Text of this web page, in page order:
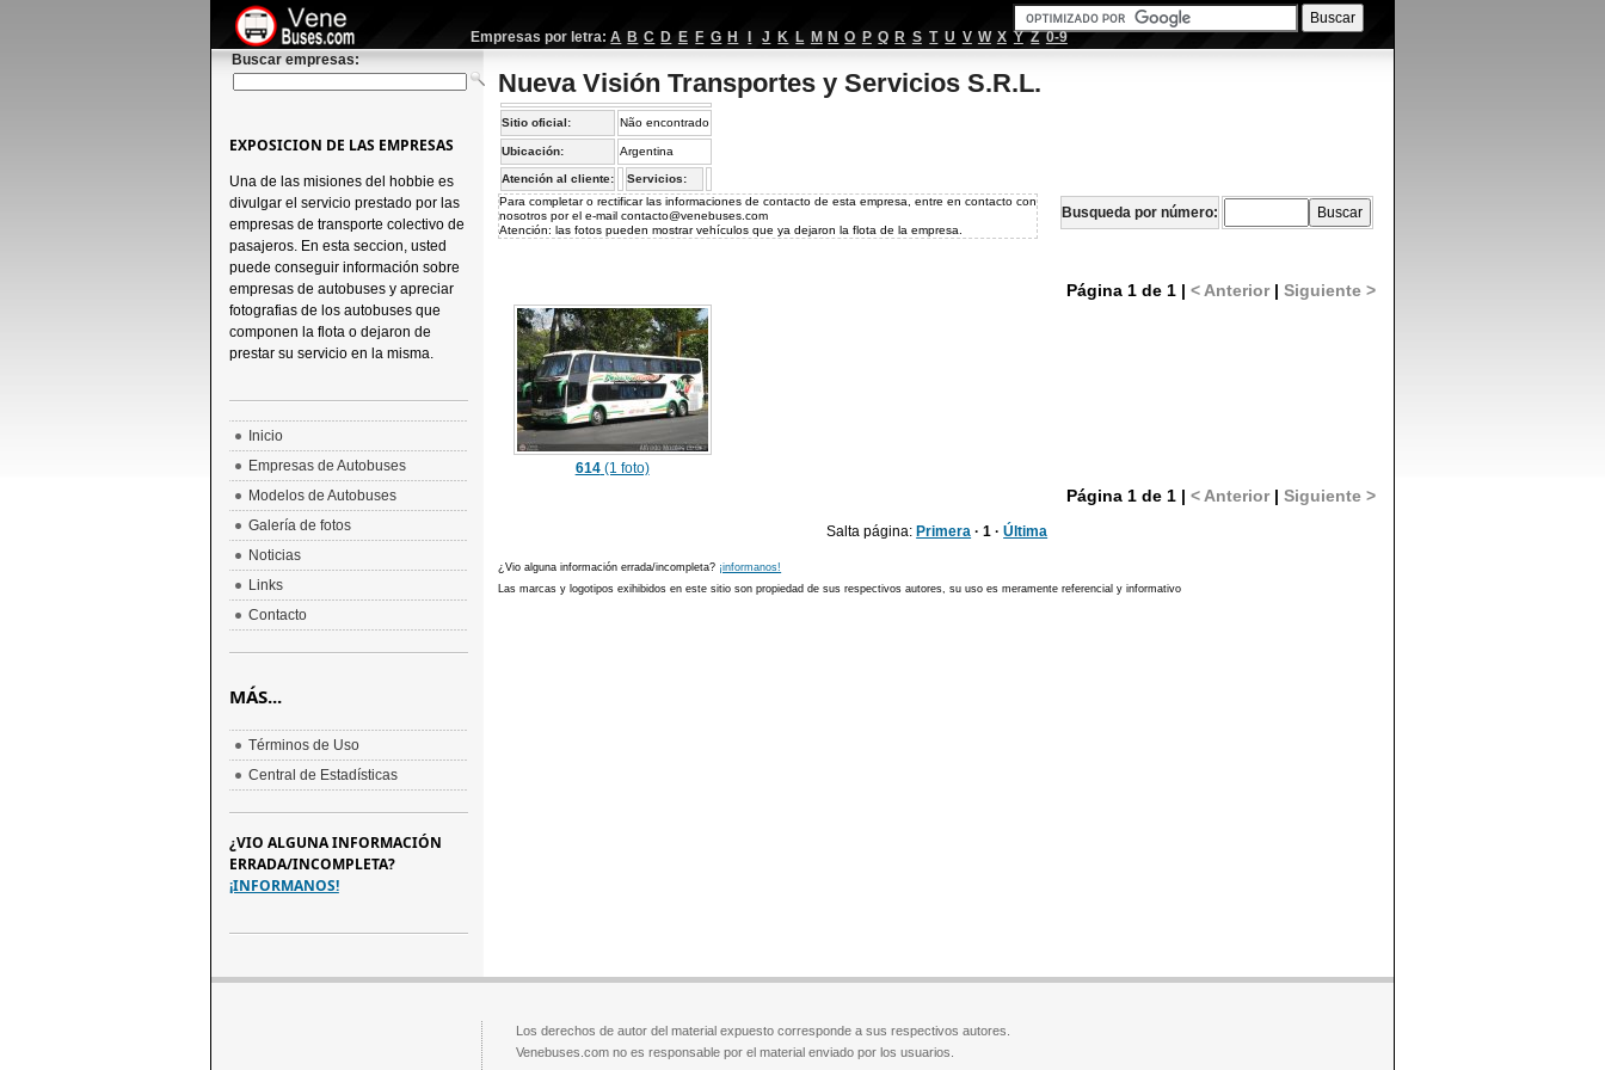
Empresas por letra: A B C D E F G H J K L M N O P Q R S T U V W X Y Z 0-9
Buscar empresas:
Nueva Visión Transportes y Servicios S.R.L.
Sitio oficial: Não encontrado
Ubicación: Argentina
Atención al cliente:
Servicios:
Para completar o rectificar las informaciones de contacto de esta empresa, entre en contacto con
nosotros por el e-mailcontacto@venebuses.com
Atención: las fotos pueden mostrar vehículos que ya dejaron la flota de la empresa.
Busqueda por número:
Página 1 de 1 |< Anterior|Siguiente >
614(1 foto)
Página 1 de 1 |< Anterior|Siguiente >
Salta página: Primera · 1 ·Última
¿Vio alguna información errada/incompleta? ¡informanos!
Las marcas y logotipos exihibidos en este sitio son propiedad de sus respectivos autores, su uso es meramente referencial y informativo
EXPOSICION DE LAS EMPRESAS
Una de las misiones del hobbie es
divulgar el servicio prestado por las
empresas de transporte colectivo de
pasajeros. En esta seccion, usted
puede conseguir información sobre
empresas de autobuses y apreciar
fotografias de los autobuses que
componen la flota o dejaron de
prestar su servicio en la misma.
Inicio
Empresas de Autobuses
Modelos de Autobuses
Galería de fotos
Noticias
Links
Contacto
MÁS...
Términos de Uso
Central de Estadísticas
¿VIO ALGUNA INFORMACIÓN
ERRADA/INCOMPLETA?
¡INFORMANOS!
Los derechos de autor del material expuesto corresponde a sus respectivos autores.
Venebuses.com no es responsable por el material enviado por los usuarios.